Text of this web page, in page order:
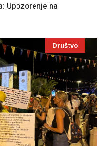
Upozorenje na
Društvo